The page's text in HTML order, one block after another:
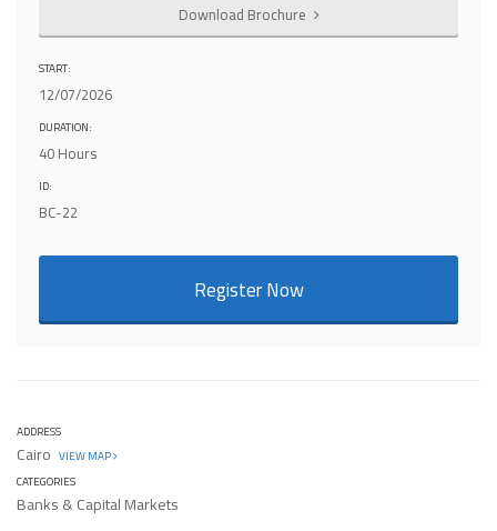
Download Brochure
START:
12/07/2026
DURATION:
40 Hours
ID:
BC-22
Register Now
ADDRESS
Cairo VIEW MAP
CATEGORIES
Banks & Capital Markets